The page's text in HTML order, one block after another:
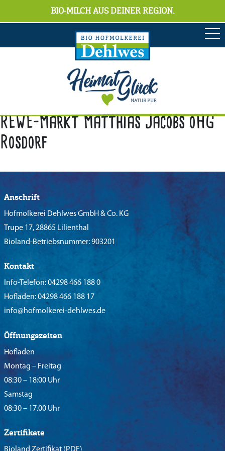
BIO-MILCH AUS DEINER REGION.
REWE-Markt Matthias Jacobs oHG
Rosdorf
Anschrift
Hofmolkerei Dehlwes GmbH & Co. KG
Trupe 17, 28865 Lilienthal
Bioland-Betriebsnummer: 903201
Kontakt
Info-Telefon:04298 466 188 0
Hofladen:04298 466 188 17
info@hofmolkerei-dehlwes.de
Öffnungszeiten
Hofladen
Montag – Freitag
08:30 – 18:00 Uhr
Samstag
08:30 – 17.00 Uhr
Zertifikate